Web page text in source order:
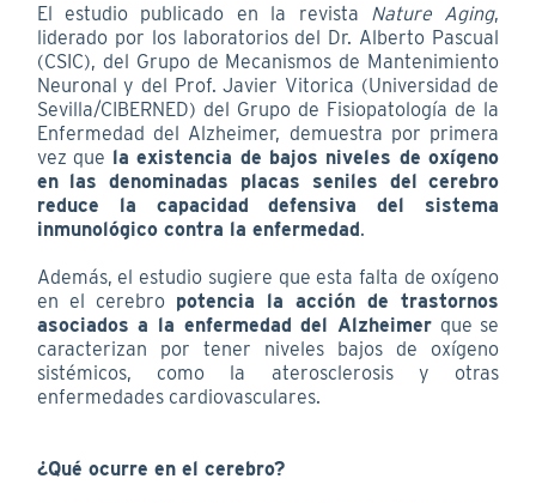
El estudio publicado en la revista Nature Aging,
liderado por los laboratorios del Dr. Alberto Pascual
(CSIC), del Grupo de Mecanismos de Mantenimiento
Neuronal y del Prof. Javier Vitorica (Universidad de
Sevilla/CIBERNED) del Grupo de Fisiopatología de la
Enfermedad del Alzheimer, demuestra por primera
vez que la existencia de bajos niveles de oxígeno
en las denominadas placas seniles del cerebro
reduce la capacidad defensiva del sistema
inmunológico contra la enfermedad.
Además, el estudio sugiere que esta falta de oxígeno
en el cerebro potencia la acción de trastornos
asociados a la enfermedad del Alzheimer que se
caracterizan por tener niveles bajos de oxígeno
sistémicos, como la aterosclerosis y otras
enfermedades cardiovasculares.
¿Qué ocurre en el cerebro?